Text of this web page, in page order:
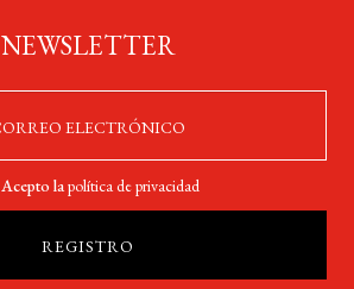
NEWSLETTER
Acepto lapolítica de privacidad